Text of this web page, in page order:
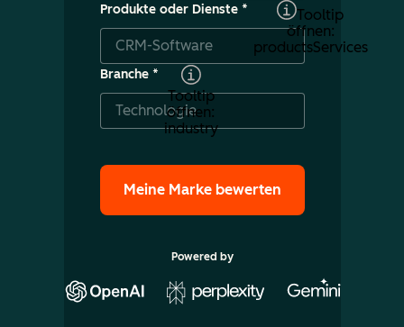
Produkte oder Dienste*
Tooltip
öffnen:
productsServices
Branche*
Tooltip
öffnen:
industry
Powered by